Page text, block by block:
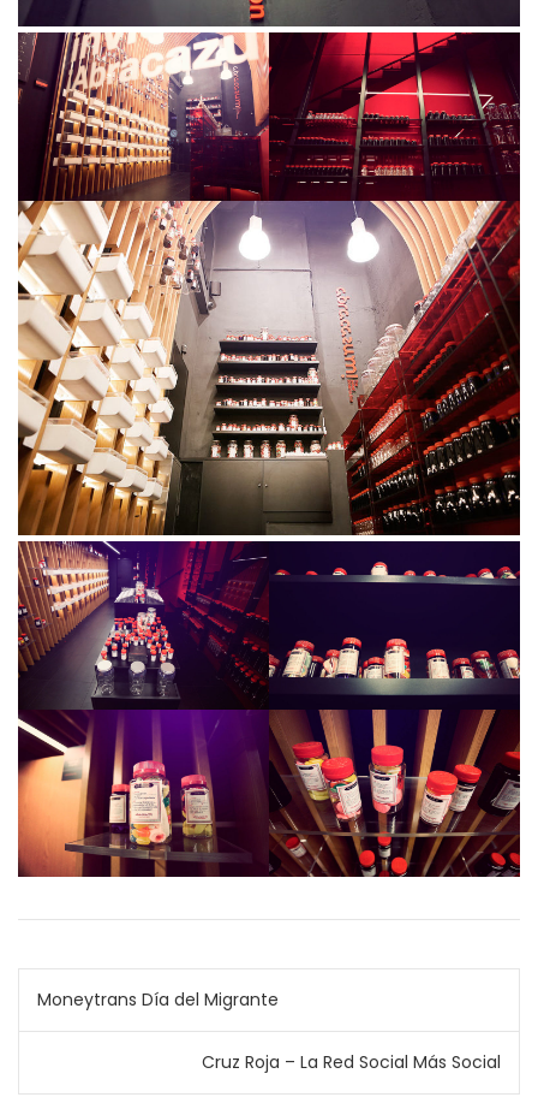
Navegación
de
Moneytrans Día del Migrante
Cruz Roja – La Red Social Más Social